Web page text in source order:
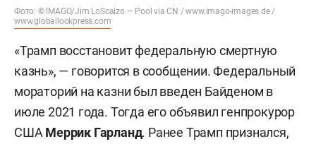
Фото: © IMAGO/Jim LoScalzo — Pool via CN / www.imago-images.de /
www.globallookpress.com
«Трамп восстановит федеральную смертную
казнь», — говорится в сообщении. Федеральный
мораторий на казни был введен Байденом в
июле 2021 года. Тогда его объявил генпрокурор
США Меррик Гарланд. Ранее Трамп признался,